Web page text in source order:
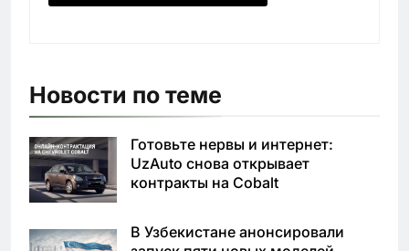
Новости по теме
Готовьте нервы и интернет:
UzAuto снова открывает
контракты на Cobalt
В Узбекистане анонсировали